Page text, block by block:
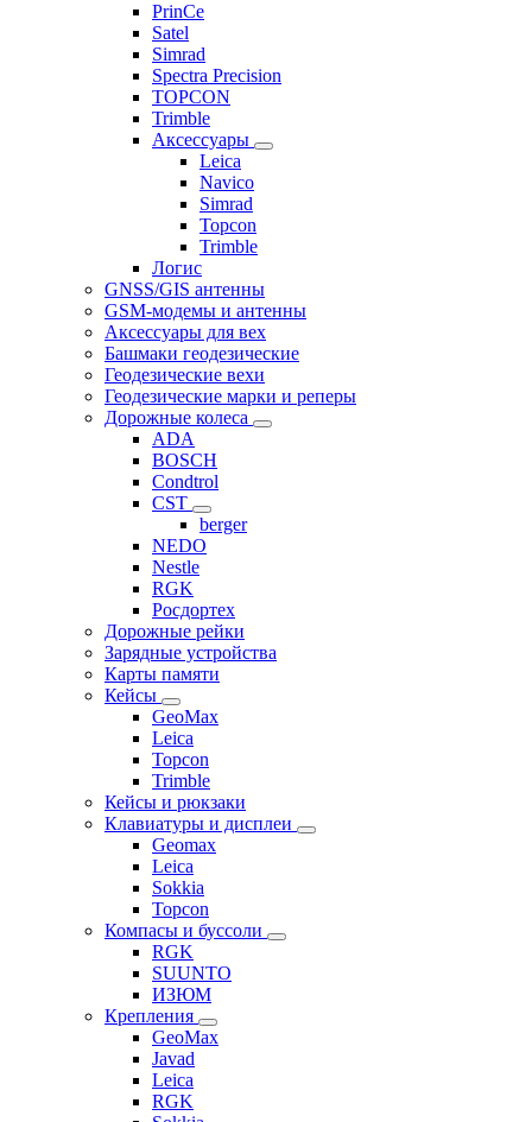
PrinCe
Satel
Simrad
Spectra Precision
TOPCON
Trimble
Аксессуары
Leica
Navico
Simrad
Topcon
Trimble
Логис
GNSS/GIS антенны
GSM-модемы и антенны
Аксессуары для вех
Башмаки геодезические
Геодезические вехи
Геодезические марки и реперы
Дорожные колеса
ADA
BOSCH
Condtrol
CST
berger
NEDO
Nestle
RGK
Росдортех
Дорожные рейки
Зарядные устройства
Карты памяти
Кейсы
GeoMax
Leica
Topcon
Trimble
Кейсы и рюкзаки
Клавиатуры и дисплеи
Geomax
Leica
Sokkia
Topcon
Компасы и буссоли
RGK
SUUNTO
ИЗЮМ
Крепления
GeoMax
Javad
Leica
RGK